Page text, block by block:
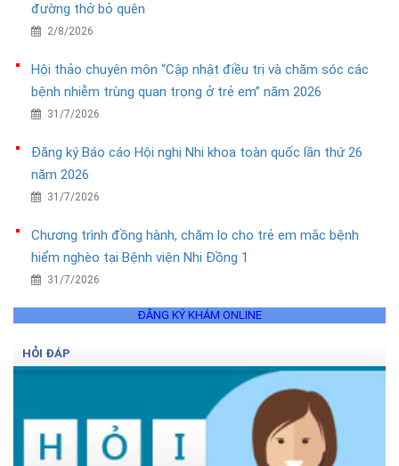
đường thở bỏ quên
2/8/2026
Hội thảo chuyên môn “Cập nhật điều trị và chăm sóc các
bệnh nhiễm trùng quan trọng ở trẻ em” năm 2026
31/7/2026
Đăng ký Báo cáo Hội nghị Nhi khoa toàn quốc lần thứ 26
năm 2026
31/7/2026
Chương trình đồng hành, chăm lo cho trẻ em mắc bệnh
hiểm nghèo tại Bệnh viện Nhi Đồng 1
31/7/2026
ĐĂNG KÝ KHÁM ONLINE
HỎI ĐÁP